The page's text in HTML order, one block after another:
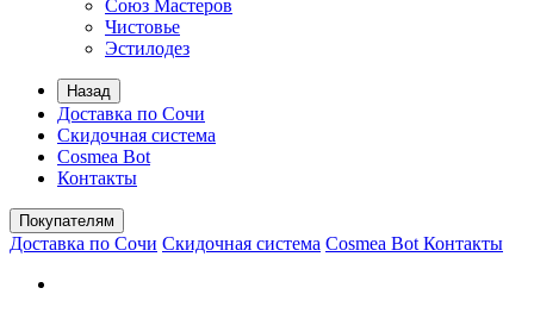
Союз Мастеров
Чистовье
Эстилодез
Назад
Доставка по Сочи
Скидочная система
Cosmea Bot
Контакты
Покупателям
Доставка по Сочи Скидочная система Cosmea Bot Контакты